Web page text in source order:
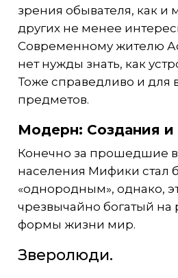
зрения обывателя, как и
других не менее
Современному жителю
нет нужды знать, как
Тоже справедливо и для
предметов.
Модерн: Создания
Конечно за прошедшие
населения Мифики стал
«однородным», однако,
чрезвычайно богатый на
формы жизни мир.
Зверолюди.